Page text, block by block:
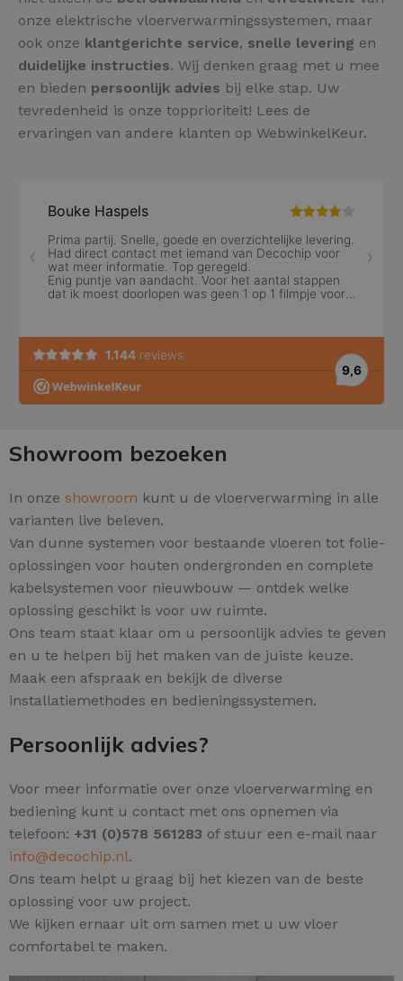
onze elektrische vloerverwarmingssystemen, maar
ook onze klantgerichte service, snelle levering en
duidelijke instructies. Wij denken graag met u mee
en bieden persoonlijk advies bij elke stap. Uw
tevredenheid is onze topprioriteit! Lees de
ervaringen van andere klanten op WebwinkelKeur.
Showroom bezoeken
In onze showroom kunt u de vloerverwarming in alle
varianten live beleven.
Van dunne systemen voor bestaande vloeren tot folie-
oplossingen voor houten ondergronden en complete
kabelsystemen voor nieuwbouw — ontdek welke
oplossing geschikt is voor uw ruimte.
Ons team staat klaar om u persoonlijk advies te geven
en u te helpen bij het maken van de juiste keuze.
Maak een afspraak en bekijk de diverse
installatiemethodes en bedieningssystemen.
Persoonlijk advies?
Voor meer informatie over onze vloerverwarming en
bediening kunt u contact met ons opnemen via
telefoon: +31 (0)578 561283 of stuur een e-mail naar
info@decochip.nl.
Ons team helpt u graag bij het kiezen van de beste
oplossing voor uw project.
We kijken ernaar uit om samen met u uw vloer
comfortabel te maken.